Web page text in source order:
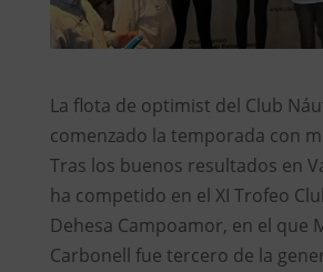
La flota de optimist del Club
comenzado la temporada con
Tras los buenos resultados en
ha competido en el XI Trofeo
Dehesa Campoamor, en el que
Carbonell fue tercero de la